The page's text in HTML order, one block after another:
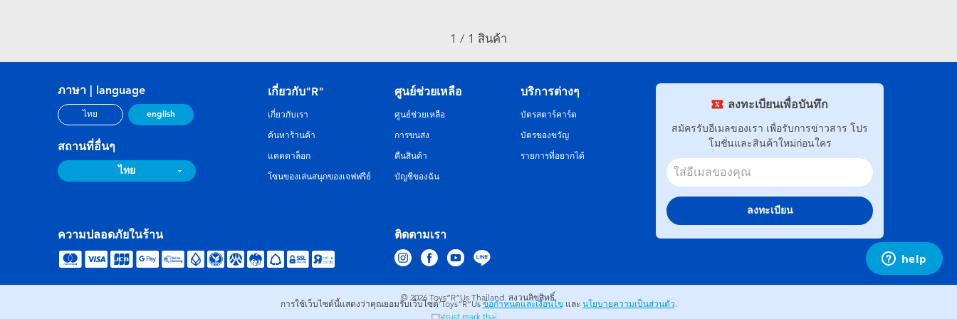
1 / 1 สินค้า
ลงทะเบียนเพื่อบันทึก
สมัครรับอีเมลของเรา เพื่อรับการข่าวสาร โปร
โมชั่นและสินค้าใหม่ก่อนใคร
ลงทะเบียน
ภาษา | language
ไทย english
สถานที่อื่นๆ
ไทย
ติดตามเรา
เกี่ยวกับ"R"
เกี่ยวกับเรา
ค้นหาร้านค้า
แคตตาล็อก
โซนของเล่นสนุกของเจฟฟรีย์
ศูนย์ช่วยเหลือ
ศูนย์ช่วยเหลือ
การขนส่ง
คืนสินค้า
บัญชีของฉัน
บริการต่างๆ
บัตรสตาร์คาร์ด
บัตรของขวัญ
รายการที่อยากได้
ความปลอดภัยในร้าน
© 2026 Toys”R”Us Thailand. สงวนลิขสิทธิ์.
การใช้เว็บไซต์นี้แสดงว่าคุณยอมรับเว็บไซต์ Toys”R”Us ข้อกำหนดและเงื่อนไขและ นโยบายความเป็นส่วนตัว.